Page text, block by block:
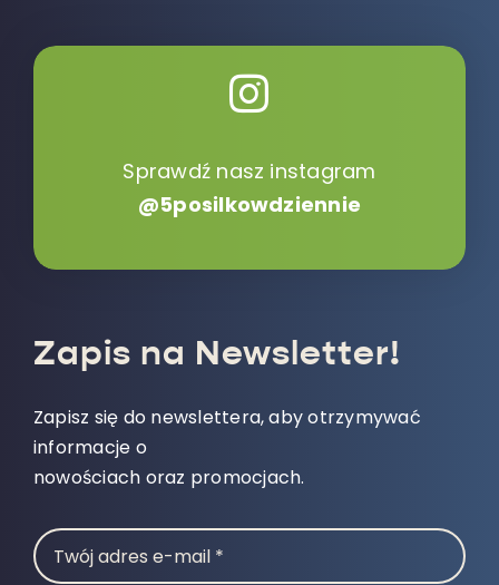
Sprawdź nasz instagram
@5posilkowdziennie
Zapis na Newsletter!
Zapisz się do newslettera, aby otrzymywać
informacje o
nowościach oraz promocjach.